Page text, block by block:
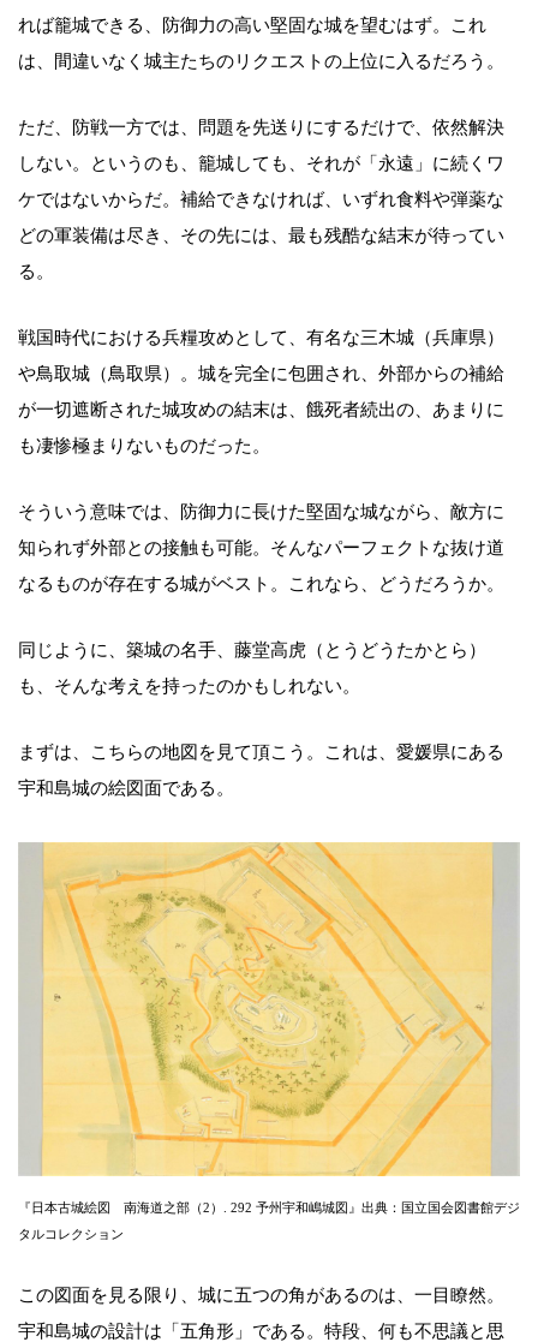
れば籠城できる、防御力の高い堅固な城を望むはず。これ
は、間違いなく城主たちのリクエストの上位に入るだろう。
ただ、防戦一方では、問題を先送りにするだけで、依然解決
しない。というのも、籠城しても、それが「永遠」に続くワ
ケではないからだ。補給できなければ、いずれ食料や弾薬な
どの軍装備は尽き、その先には、最も残酷な結末が待ってい
る。
戦国時代における兵糧攻めとして、有名な三木城（兵庫県）
や鳥取城（鳥取県）。城を完全に包囲され、外部からの補給
が一切遮断された城攻めの結末は、餓死者続出の、あまりに
も凄惨極まりないものだった。
そういう意味では、防御力に長けた堅固な城ながら、敵方に
知られず外部との接触も可能。そんなパーフェクトな抜け道
なるものが存在する城がベスト。これなら、どうだろうか。
同じように、築城の名手、藤堂高虎（とうどうたかとら）
も、そんな考えを持ったのかもしれない。
まずは、こちらの地図を見て頂こう。これは、愛媛県にある
宇和島城の絵図面である。
『日本古城絵図 南海道之部（2）. 292 予州宇和嶋城図』出典：国立国会図書館デジ
タルコレクション
この図面を見る限り、城に五つの角があるのは、一目瞭然。
宇和島城の設計は「五角形」である。特段、何も不思議と思